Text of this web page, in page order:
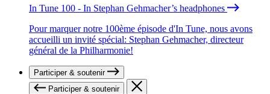
In Tune 100 - In Stephan Gehmacher’s headphones
Pour marquer notre 100ème épisode d'In Tune, nous avons
accueilli un invité spécial: Stephan Gehmacher, directeur
général de la Philharmonie!
Participer & soutenir
Participer & soutenir